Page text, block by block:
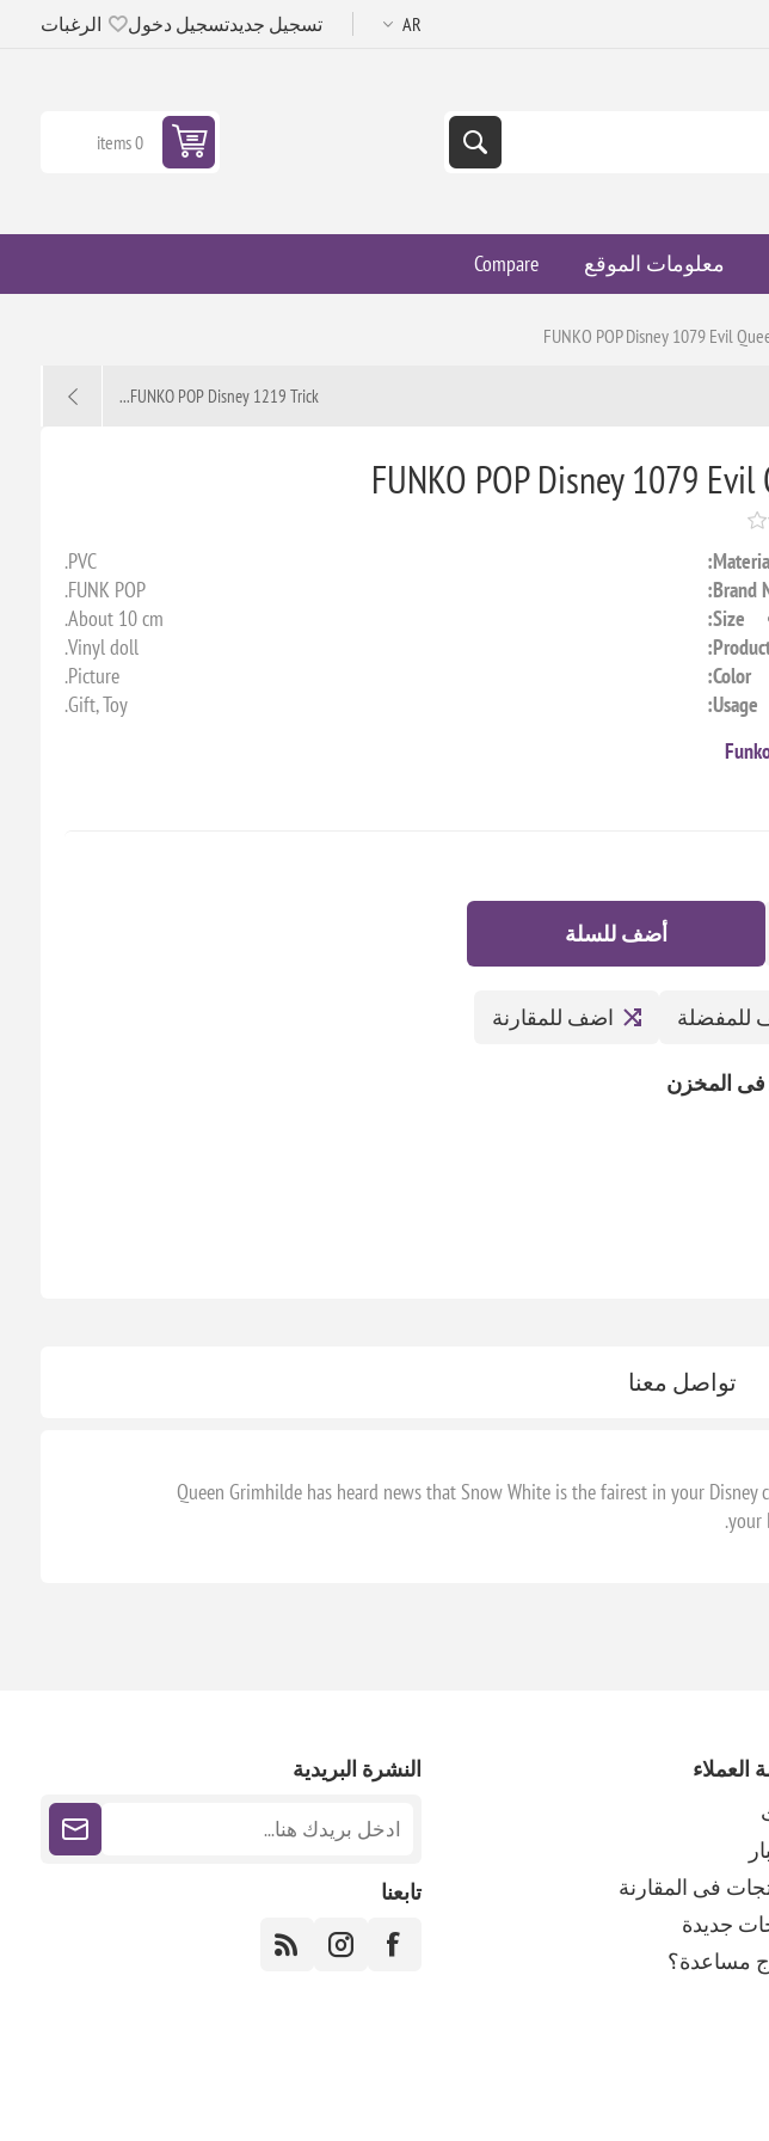
تسجيل جديدتسجيل دخول الرغبات
0 items
معلومات الموقع Compare
FUNKO POP Disney 1079 Evil
FUNKO POP Disney 1219 Trick...
FUNKO POP Disney 1079 Evil
PVC.
Brand
FUNK POP.
Size:
About 10 cm.
Vinyl doll.
Color:
Picture.
Usage:
Gift, Toy.
أضف للسلة
للمفضلة اضف للمقارنة
فى المخزن
تواصل معنا
Queen Grimhilde has heard news that Snow White is the fairest in your
your
العملاء
فى المقارنة
جديدة
مساعدة؟
النشرة البريدية
تابعنا